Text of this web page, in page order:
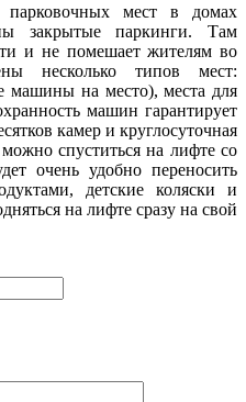
мест в домах
закрытые паркинги. Там
и не помешает жителям во
несколько типов мест:
машины на место), места для
машин гарантирует
камер и круглосуточная
спуститься на лифте со
очень удобно переносить
детские коляски и
на лифте сразу на свой